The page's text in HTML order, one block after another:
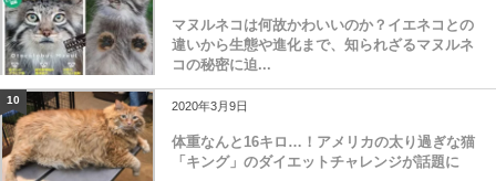
マヌルネコは何故かわいいのか？イエネコとの
違いから生態や進化まで、知られざるマヌルネ
コの秘密に迫...
10 2020年3月9日
体重なんと16キロ…！アメリカの太り過ぎな猫
「キング」のダイエットチャレンジが話題に